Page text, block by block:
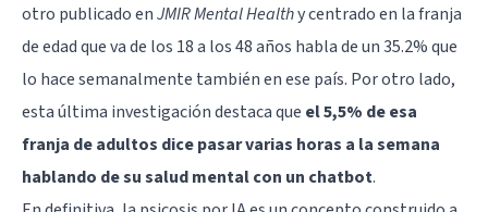
otro publicado enJMIR Mental Healthy centrado en la franja
de edad que va de los 18 a los 48 años habla de un 35.2% que
lo hace semanalmente también en ese país. Por otro lado,
esta última investigación destaca que el 5,5% de esa
franja de adultos dice pasar varias horas a la semana
hablando de su salud mental con un chatbot.